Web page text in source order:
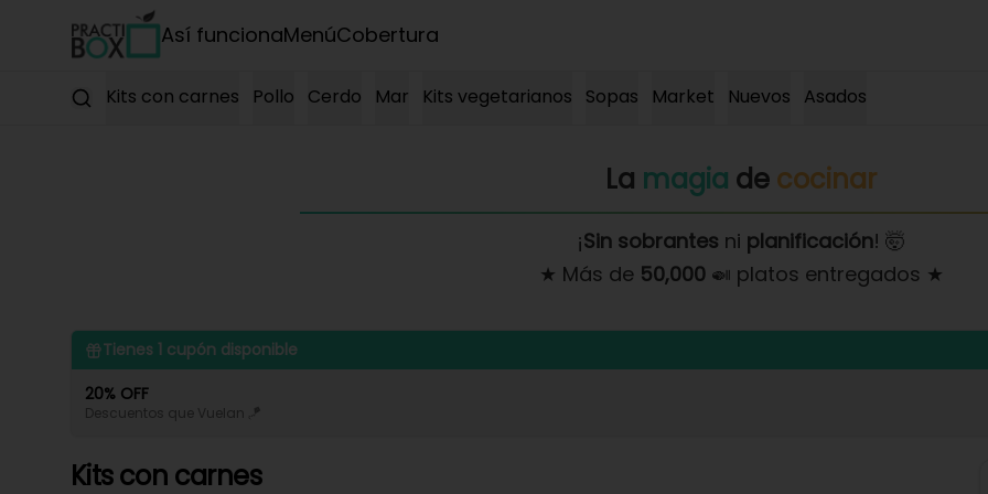
Así funcionaMenúCobertura
Kits con carnes Pollo Cerdo Mar Kits vegetarianos Sopas Market Nuevos Asados
La magia de cocinar
¡Sin sobrantes ni planificación! 🤯
★ Más de 50,000🍛 platos entregados ★
Tienes 1 cupón disponible
20% OFF
Descuentos que Vuelan 🪁
Kits con carnes